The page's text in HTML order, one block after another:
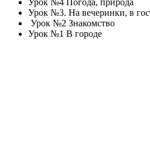
Урок №3. На вечеринки, в
Урок №2 Знакомство
Урок №1 В городе